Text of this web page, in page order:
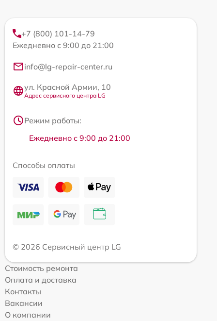
+7 (800) 101-14-79
Ежедневно с 9:00 до 21:00
info@lg-repair-center.ru
ул. Красной Армии, 10
Адрес сервисного центра LG
Режим работы:
Ежедневно с 9:00 до 21:00
Способы оплаты
© 2026 Сервисный центр LG
Стоимость ремонта
Оплата и доставка
Контакты
Вакансии
О компании